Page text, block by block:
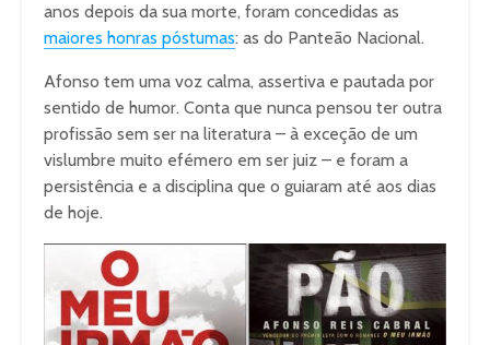
anos depois da sua morte, foram concedidas as
maiores honras póstumas: as do Panteão Nacional.
Afonso tem uma voz calma, assertiva e pautada por
sentido de humor. Conta que nunca pensou ter outra
profissão sem ser na literatura – à exceção de um
vislumbre muito efémero em ser juiz – e foram a
persistência e a disciplina que o guiaram até aos dias
de hoje.